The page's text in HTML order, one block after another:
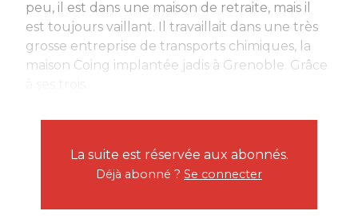
peu, il est dans une maison de retraite, mais il
est toujours vaillant. Il travaillait dans une très
grosse entreprise de transports chimiques, la
maison Coing implantée jadis à Grenoble. Grâce
La suite est réservée aux abonnés.
Déjà abonné ? Se connecter